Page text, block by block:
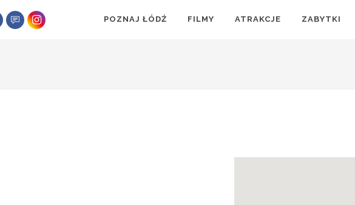
POZNAJ ŁÓDŹ FILMY ATRAKCJE ZABYTKI